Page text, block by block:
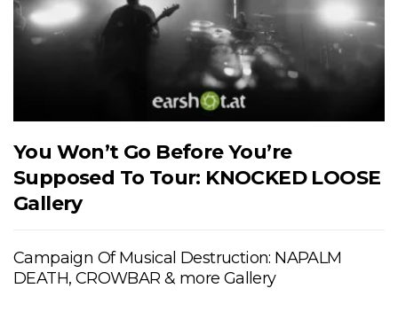
You Won’t Go Before You’re
Supposed To Tour: KNOCKED LOOSE
Gallery
Campaign Of Musical Destruction: NAPALM
DEATH, CROWBAR & more Gallery